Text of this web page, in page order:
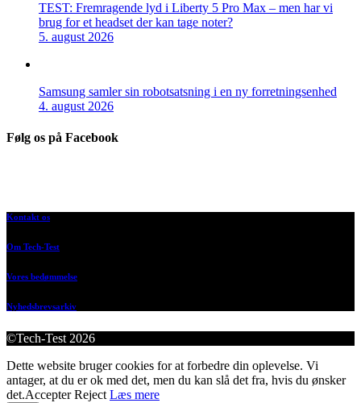
TEST: Fremragende lyd i Liberty 5 Pro Max – men har vi
brug for et headset der kan tage noter?
5. august 2026
Samsung samler sin robotsatsning i en ny forretningsenhed
4. august 2026
Følg os på Facebook
Kontakt os
Om Tech-Test
Vores bedømmelse
Nyhedsbrevsarkiv
©Tech-Test 2026
Dette website bruger cookies for at forbedre din oplevelse. Vi
antager, at du er ok med det, men du kan slå det fra, hvis du ønsker
det.Accepter Reject Læs mere